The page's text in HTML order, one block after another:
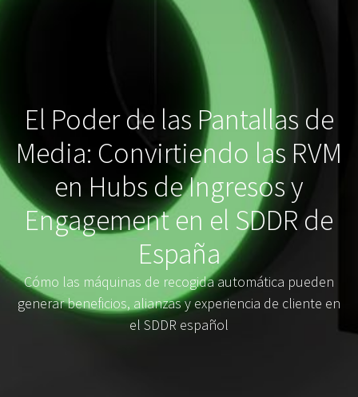
El Poder de las Pantallas de
Media: Convirtiendo las RVM
en Hubs de Ingresos y
Engagement en el SDDR de
España
Cómo las máquinas de recogida automática pueden
generar beneficios, alianzas y experiencia de cliente en
el SDDR español